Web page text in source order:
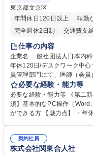
東京都文京区
年間休日120日以上
転勤
完全週休2日制
交通費支
仕事の内容
企業名 一般社団法人日本内科学会 求人名 第二新卒歓迎！【
年休120日/デスクワーク中心で残業少なめ 仕事
員管理部門にて、医師（会
テム入力、電話・FAX対応を
営事務局業務などにも幅広く携わって
入力業務】 ・医師（会員）
・年会費の徴収管理や入金デ
年休120日/デスクワーク中心
必要な経験・能力等
必要な経験・能力等 《第二
須】基本的なPC操作（Word
ができる方 【魅力点】 ・年休120日以上に加え、9時～17時の「実働7時
整、資料作成、当日の運営サポート 学歴・資格 学歴：大学
力： 資格：
契約社員
株式会社関東合人社